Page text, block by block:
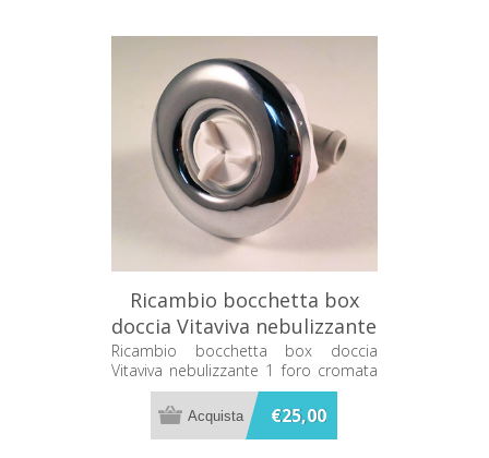
Ricambio bocchetta box
doccia Vitaviva nebulizzante
1 foro cromata centrale
498792
Ricambio bocchetta box doccia
Vitaviva nebulizzante 1 foro cromata
centrale 498792
€25,00